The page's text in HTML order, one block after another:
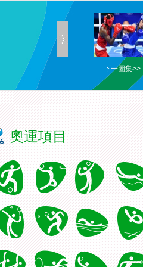
下一圖集>>
奧運項目